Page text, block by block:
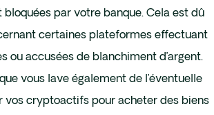
par votre banque. Cela est dû
certaines plateformes effectuant
ou accusées de blanchiment d’argent.
vous lave également de l’éventuelle
vos cryptoactifs pour acheter des biens